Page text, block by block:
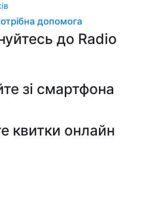
допомога
до Radio
зі смартфона
квитки онлайн